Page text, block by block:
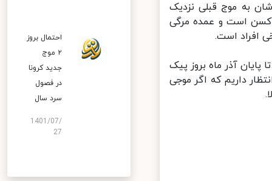
به موج قبلی نزدیک
است و عمده مرگی
است.
آذر ماه بروز پیک
داریم که اگر موجی
احتمال بروز
۲ موج
جدید کرونا
در فصول
سرد سال
1401/07/
27